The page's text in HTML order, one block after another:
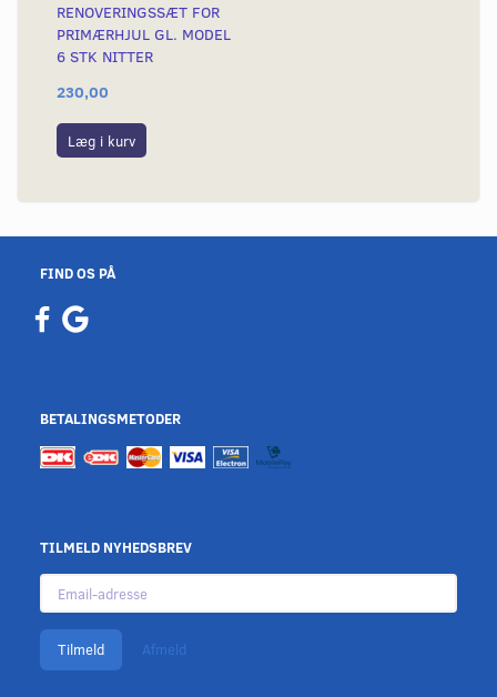
RENOVERINGSSÆT FOR
PRIMÆRHJUL GL. MODEL
6 STK NITTER
230,00
Læg i kurv
FIND OS PÅ
BETALINGSMETODER
TILMELD NYHEDSBREV
Email-
adresse
Tilmeld Afmeld